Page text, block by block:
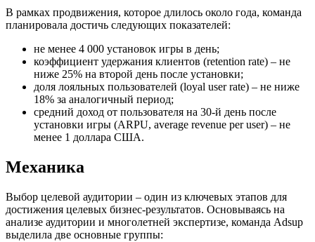
В рамках продвижения, которое длилось около года, команда
планировала достичь следующих показателей:
не менее 4 000 установок игры в день;
коэффициент удержания клиентов (retention rate) – не
ниже 25% на второй день после установки;
доля лояльных пользователей (loyal user rate) – не ниже
18% за аналогичный период;
средний доход от пользователя на 30-й день после
установки игры (ARPU, average revenue per user) – не
менее 1 доллара США.
Механика
Выбор целевой аудитории – один из ключевых этапов для
достижения целевых бизнес-результатов. Основываясь на
анализе аудитории и многолетней экспертизе, команда Adsup
выделила две основные группы: